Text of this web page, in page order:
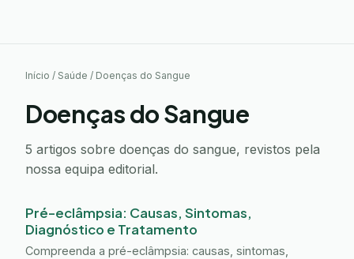
Início / Saúde / Doenças do Sangue
Doenças do Sangue
5 artigos sobre doenças do sangue, revistos pela
nossa equipa editorial.
Pré-eclâmpsia: Causas, Sintomas,
Diagnóstico e Tratamento
Compreenda a pré-eclâmpsia: causas, sintomas,